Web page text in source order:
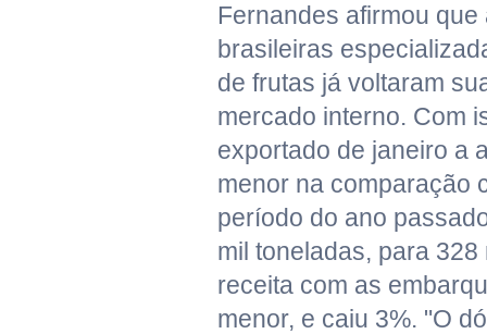
Fernandes afirmou
brasileiras
de frutas já voltaram
mercado interno. Com
exportado de janeiro a
menor na comparação
período do ano
mil toneladas, para 328
receita com as
menor, e caiu 3%. "O